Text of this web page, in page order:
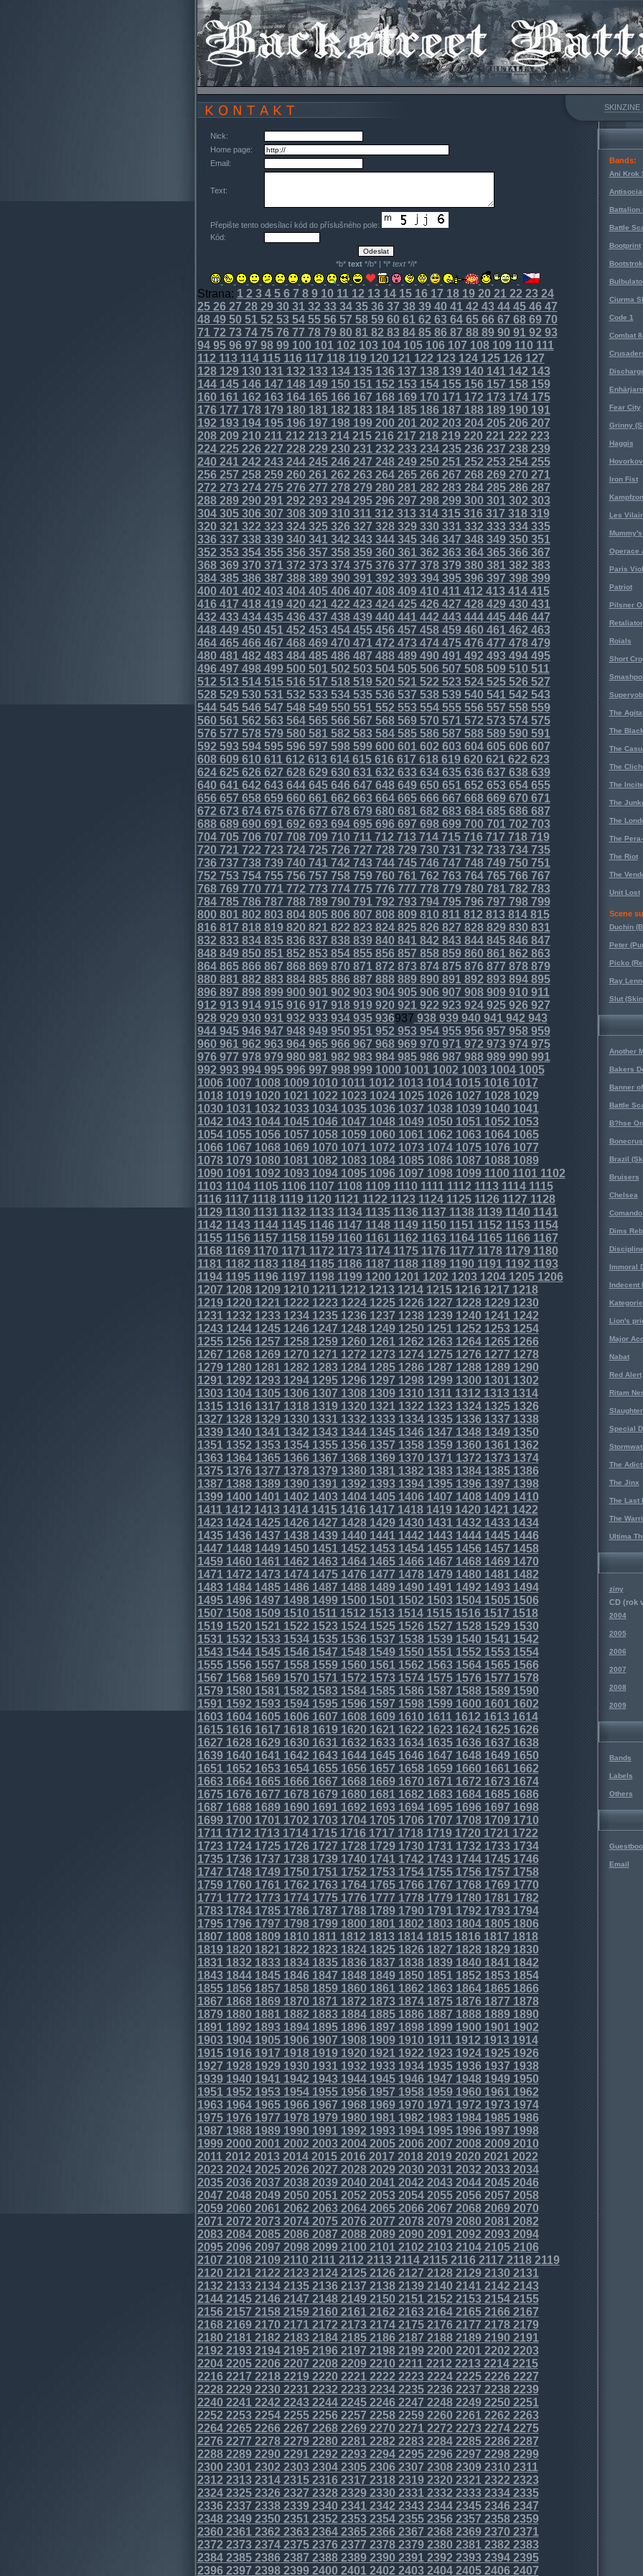
SKINZINE
Nick:
Home page:
Email:
Text:
Přepište tento odesílací kód do příslušného pole:
Kód:
*b* text*/b* | *i* text*/i*
Strana: 12 34567 89101112 1314151617 1819202122 2324
252627 2829303132 3334353637 3839404142 4344454647
4849505152 5354555657 5859606162 6364656667 686970
7172 7374757677 7879808182 8384858687 8889909192 93
94959697 9899100101102 103104105106107 108109110111
112 113114115116117 118119120121122 123124125126127
128129130131132 133134135136137 138139140141142 143
144145146147 148149150151152 153154155156157 158159
160161162 163164165166167 168169170171172 173174175
176177 178179180181182 183184185186187 188189190191
192 193194195196197 198199200201202 203204205206207
208209210211212 213214215216217 218219220221222 223
224225226227 228229230231232 233234235236237 238239
240241242 243244245246247 248249250251252 253254255
256257 258259260261262 263264265266267 268269270271
272 273274275276277 278279280281282 283284285286287
288289290291292 293294295296297 298299300301302 303
304305306307 308309310311312 313314315316317 318319
320321322 323324325326327 328329330331332 333334335
336337 338339340341342 343344345346347 348349350351
352 353354355356357 358359360361362 363364365366367
368369370371372 373374375376377 378379380381382 383
384385386387 388389390391392 393394395396397 398399
400401402 403404405406407 408409410411412 413414415
416417 418419420421422 423424425426427 428429430431
432 433434435436437 438439440441442 443444445446447
448449450451452 453454455456457 458459460461462 463
464465466467 468469470471472 473474475476477 478479
480481482 483484485486487 488489490491492 493494495
496497 498499500501502 503504505506507 508509510511
512 513514515516517 518519520521522 523524525526527
528529530531532 533534535536537 538539540541542 543
544545546547 548549550551552 553554555556557 558559
560561562 563564565566567 568569570571572 573574575
576577 578579580581582 583584585586587 588589590591
592 593594595596597 598599600601602 603604605606607
608609610611612 613614615616617 618619620621622 623
624625626627 628629630631632 633634635636637 638639
640641642 643644645646647 648649650651652 653654655
656657 658659660661662 663664665666667 668669670671
672 673674675676677 678679680681682 683684685686687
688689690691692 693694695696697 698699700701702 703
704705706707 708709710711712 713714715716717 718719
720721722 723724725726727 728729730731732 733734735
736737 738739740741742 743744745746747 748749750751
752 753754755756757 758759760761762 763764765766767
768769770771772 773774775776777 778779780781782 783
784785786787 788789790791792 793794795796797 798799
800801802 803804805806807 808809810811812 813814815
816817 818819820821822 823824825826827 828829830831
832 833834835836837 838839840841842 843844845846847
848849850851852 853854855856857 858859860861862 863
864865866867 868869870871872 873874875876877 878879
880881882 883884885886887 888889890891892 893894895
896897 898899900901902 903904905906907 908909910911
912 913914915916917 918919920921922 923924925926927
928929930931932 933934935936937 938939940941942 943
944945946947 948949950951952 953954955956957 958959
960961962 963964965966967 968969970971972 973974975
976977 978979980981982 983984985986987 988989990991
992 993994995996997 998999100010011002 100310041005
10061007 10081009101010111012 10131014101510161017
10181019102010211022 10231024102510261027 10281029
103010311032 10331034103510361037 1038103910401041
1042 10431044104510461047 10481049105010511052 1053
1054105510561057 10581059106010611062 106310641065
10661067 10681069107010711072 10731074107510761077
10781079108010811082 10831084108510861087 10881089
109010911092 10931094109510961097 10981099110011011102
11031104110511061107 11081109111011111112 111311141115
11161117 11181119112011211122 11231124112511261127 1128
1129113011311132 11331134113511361137 1138113911401141
1142 11431144114511461147 11481149115011511152 11531154
115511561157 11581159116011611162 11631164116511661167
11681169117011711172 11731174117511761177 117811791180
11811182 11831184118511861187 11881189119011911192 1193
1194119511961197 11981199120012011202 1203120412051206
1207 12081209121012111212 12131214121512161217 1218
1219122012211222 12231224122512261227 122812291230
12311232 12331234123512361237 12381239124012411242
12431244124512461247 12481249125012511252 12531254
125512561257 12581259126012611262 1263126412651266
1267 12681269127012711272 12731274127512761277 1278
1279128012811282 12831284128512861287 128812891290
12911292 12931294129512961297 12981299130013011302
13031304130513061307 13081309131013111312 13131314
131513161317 13181319132013211322 1323132413251326
1327 13281329133013311332 13331334133513361337 1338
1339134013411342 13431344134513461347 134813491350
13511352 13531354135513561357 13581359136013611362
13631364136513661367 13681369137013711372 13731374
137513761377 13781379138013811382 1383138413851386
1387 13881389139013911392 13931394139513961397 1398
1399140014011402 14031404140514061407 140814091410
14111412 14131414141514161417 14181419142014211422
14231424142514261427 14281429143014311432 14331434
143514361437 14381439144014411442 1443144414451446
1447 14481449145014511452 14531454145514561457 1458
1459146014611462 14631464146514661467 146814691470
14711472 14731474147514761477 14781479148014811482
14831484148514861487 14881489149014911492 14931494
149514961497 14981499150015011502 1503150415051506
1507 15081509151015111512 15131514151515161517 1518
1519152015211522 15231524152515261527 152815291530
15311532 15331534153515361537 15381539154015411542
15431544154515461547 15481549155015511552 15531554
155515561557 15581559156015611562 1563156415651566
1567 15681569157015711572 15731574157515761577 1578
1579158015811582 15831584158515861587 158815891590
15911592 15931594159515961597 15981599160016011602
16031604160516061607 16081609161016111612 16131614
161516161617 16181619162016211622 1623162416251626
1627 16281629163016311632 16331634163516361637 1638
1639164016411642 16431644164516461647 164816491650
16511652 16531654165516561657 16581659166016611662
16631664166516661667 16681669167016711672 16731674
167516761677 16781679168016811682 1683168416851686
1687 16881689169016911692 16931694169516961697 1698
1699170017011702 17031704170517061707 170817091710
17111712 17131714171517161717 17181719172017211722
17231724172517261727 17281729173017311732 17331734
173517361737 17381739174017411742 1743174417451746
1747 17481749175017511752 17531754175517561757 1758
1759176017611762 17631764176517661767 176817691770
17711772 17731774177517761777 17781779178017811782
17831784178517861787 17881789179017911792 17931794
179517961797 17981799180018011802 1803180418051806
1807 18081809181018111812 18131814181518161817 1818
1819182018211822 18231824182518261827 182818291830
18311832 18331834183518361837 18381839184018411842
18431844184518461847 18481849185018511852 18531854
185518561857 18581859186018611862 1863186418651866
1867 18681869187018711872 18731874187518761877 1878
1879188018811882 18831884188518861887 188818891890
18911892 18931894189518961897 18981899190019011902
19031904190519061907 19081909191019111912 19131914
191519161917 19181919192019211922 1923192419251926
1927 19281929193019311932 19331934193519361937 1938
1939194019411942 19431944194519461947 194819491950
19511952 19531954195519561957 19581959196019611962
19631964196519661967 19681969197019711972 19731974
197519761977 19781979198019811982 1983198419851986
1987 19881989199019911992 19931994199519961997 1998
1999200020012002 20032004200520062007 200820092010
20112012 20132014201520162017 20182019202020212022
20232024202520262027 20282029203020312032 20332034
203520362037 20382039204020412042 2043204420452046
2047 20482049205020512052 20532054205520562057 2058
2059206020612062 20632064206520662067 206820692070
20712072 20732074207520762077 20782079208020812082
20832084208520862087 20882089209020912092 20932094
209520962097 20982099210021012102 2103210421052106
2107 21082109211021112112 21132114211521162117 21182119
212021212122 21232124212521262127 2128212921302131
2132 21332134213521362137 21382139214021412142 2143
2144214521462147 21482149215021512152 215321542155
21562157 21582159216021612162 21632164216521662167
21682169217021712172 21732174217521762177 21782179
218021812182 21832184218521862187 2188218921902191
2192 21932194219521962197 21982199220022012202 2203
2204220522062207 22082209221022112212 221322142215
22162217 22182219222022212222 22232224222522262227
22282229223022312232 22332234223522362237 22382239
224022412242 22432244224522462247 2248224922502251
2252 22532254225522562257 22582259226022612262 2263
2264226522662267 22682269227022712272 227322742275
22762277 22782279228022812282 22832284228522862287
22882289229022912292 22932294229522962297 22982299
230023012302 23032304230523062307 2308230923102311
2312 23132314231523162317 23182319232023212322 2323
2324232523262327 23282329233023312332 233323342335
23362337 23382339234023412342 23432344234523462347
23482349235023512352 23532354235523562357 23582359
236023612362 23632364236523662367 2368236923702371
2372 23732374237523762377 23782379238023812382 2383
2384238523862387 23882389239023912392 239323942395
23962397 23982399240024012402 24032404240524062407
Bands:
Ani Krok
Battalion
Battle
Bootprint
Ciurma
Code 1
Combat
Fear City
Grinny
Haggis
Iron Fist
Les
Operace
Paris
Patriot
Pilsner
Retaliator
Roials
Short
Superyob
The
The
The
The
The
The
The
The
The Riot
The
Unit Lost
Scene
Duchin
Peter
Picko
Ray
Slut
Another
Bakers
Banner
Battle
B?hse
Brazil
Bruisers
Chelsea
Dims
Immoral
Indecent
Lion's
Major
Nabat
Red Alert
Ritam
Special
The
The Jinx
The Last
The
Ultima
ziny
CD (rok
2004
2005
2006
2007
2008
2009
Bands
Labels
Others
Email